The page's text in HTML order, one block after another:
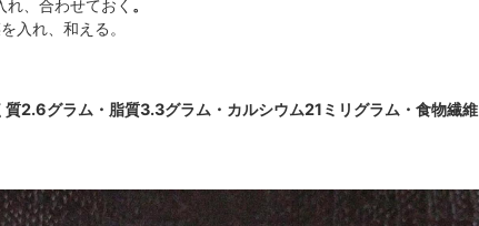
れ、合わせておく 。
入れ、和える。
2.6グラム・脂質3.3グラム・カルシウム21ミリグラム・食物繊維